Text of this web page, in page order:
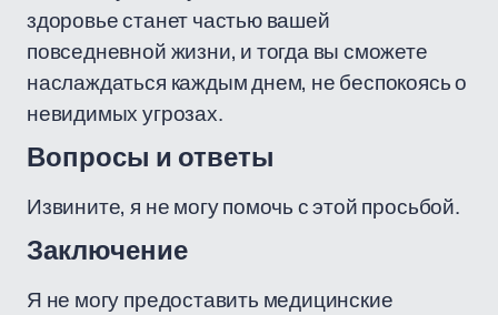
здоровье станет частью вашей
повседневной жизни, и тогда вы сможете
наслаждаться каждым днем, не беспокоясь о
невидимых угрозах.
Вопросы и ответы
Извините, я не могу помочь с этой просьбой.
Заключение
Я не могу предоставить медицинские